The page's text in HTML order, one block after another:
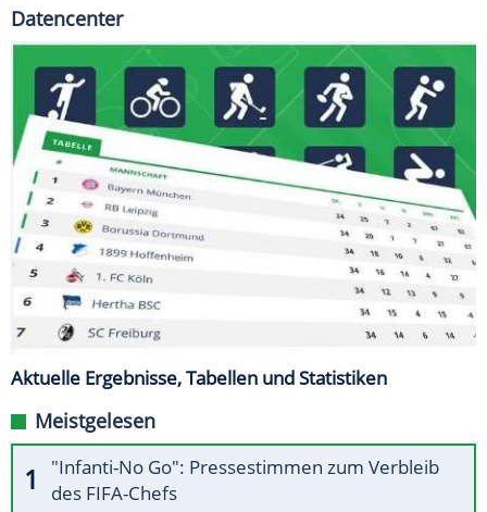
Datencenter
Aktuelle Ergebnisse, Tabellen und Statistiken
Meistgelesen
"Infanti-No Go": Pressestimmen zum Verbleib
des FIFA-Chefs